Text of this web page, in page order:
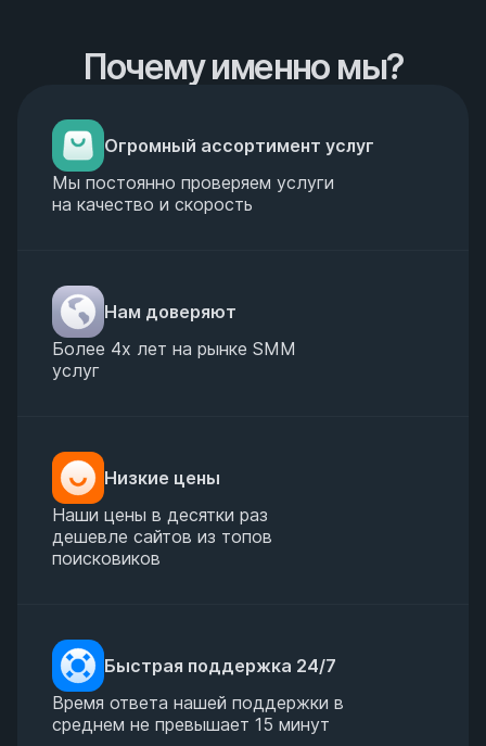
Почему именно мы?
Огромный ассортимент услуг
Мы постоянно проверяем услуги
на качество и скорость
Нам доверяют
Более 4х лет на рынке SMM
услуг
Низкие цены
Наши цены в десятки раз
дешевле сайтов из топов
поисковиков
Быстрая поддержка 24/7
Время ответа нашей поддержки в
среднем не превышает 15 минут